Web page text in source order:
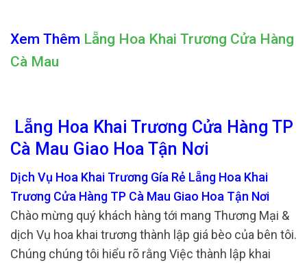
Xem Thêm Lẵng Hoa Khai Trương Cửa Hàng
Cà Mau
Lẵng Hoa Khai Trương Cửa Hàng TP
Cà Mau Giao Hoa Tận Nơi
Dịch Vụ Hoa Khai Trương Gía Rẻ Lẵng Hoa Khai
Trương Cửa Hàng TP Cà Mau Giao Hoa Tận Nơi
Chào mừng quý khách hàng tới mang Thương Mại &
dịch Vụ hoa khai trương thành lập giá bèo của bên tôi.
Chúng chúng tôi hiểu rõ rằng Việc thành lập khai